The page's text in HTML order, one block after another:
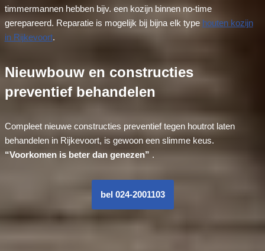
timmermannen hebben bijv. een kozijn binnen no-time
gerepareerd. Reparatie is mogelijk bij bijna elk type houten kozijn
in Rijkevoort.
Nieuwbouw en constructies
preventief behandelen
Compleet nieuwe constructies preventief tegen houtrot laten
behandelen in Rijkevoort, is gewoon een slimme keus.
“Voorkomen is beter dan genezen” .
bel 024-2001103